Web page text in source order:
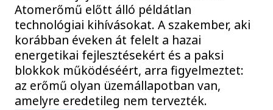
Atomerőmű előtt álló példátlan
technológiai kihívásokat. A szakember, aki
korábban éveken át felelt a hazai
energetikai fejlesztésekért és a paksi
blokkok működéséért, arra figyelmeztet:
az erőmű olyan üzemállapotban van,
amelyre eredetileg nem tervezték.